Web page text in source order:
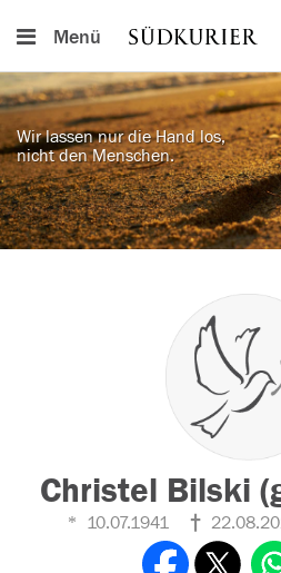
Menü
Wir lassen nur die Hand los,
nicht den Menschen.
Christel Bilski
10.07.1941